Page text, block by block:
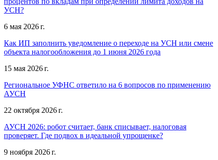
УСН?
6 мая 2026 г.
Как ИП заполнить уведомление о переходе на УСН или смене
объекта налогообложения до 1 июня 2026 года
15 мая 2026 г.
Региональное УФНС ответило на 6 вопросов по применению
АУСН
22 октября 2026 г.
АУСН 2026: робот считает, банк списывает, налоговая
проверяет. Где подвох в идеальной упрощенке?
9 ноября 2026 г.